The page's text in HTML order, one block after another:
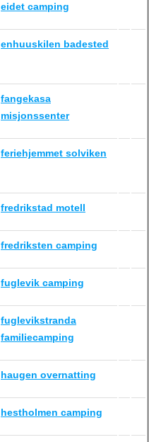
eidet camping
enhuuskilen badested
fangekasa
misjonssenter
feriehjemmet solviken
fredrikstad motell
fredriksten camping
fuglevik camping
fuglevikstranda
familiecamping
haugen overnatting
hestholmen camping